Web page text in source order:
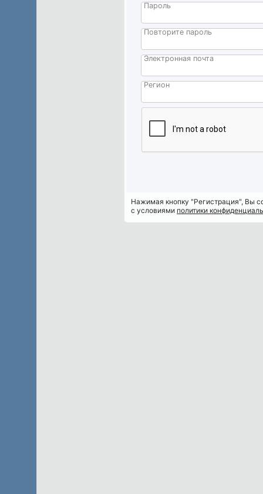
ИНН
организации
Пароль
Пароль
Повторите пароль
Электронная почта
Регион
Нажимая кнопку "Регистрация", Вы
с условиями политики